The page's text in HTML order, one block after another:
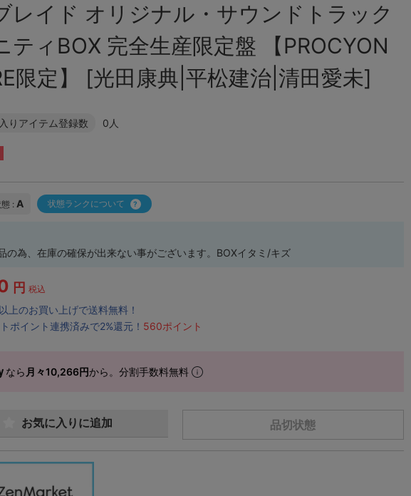
レイド オリジナル・サウンドトラック
ティBOX 完全生産限定盤 【PROCYON
限定】 [光田康典|平松建治|清田愛未]
りアイテム登録数 0人
: A 状態ランクについて
の為、在庫の確保が出来ない事がございます。BOXイタミ/キズ
円 税込
上のお買い上げで送料無料！
ポイント連携済みで2%還元！ 560ポイント
なら 月々10,266円から。分割手数料無料
品切状態
お気に入りに追加